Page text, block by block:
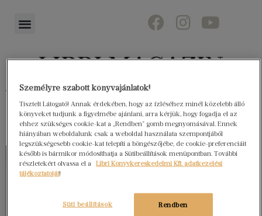
Könyvektől az olvasókig
Személyre szabott könyvajánlatok!
Tisztelt Látogató! Annak érdekében, hogy az ízléséhez minél közelebb álló
könyveket tudjunk a figyelmébe ajánlani, arra kérjük, hogy fogadja el az
ehhez szükséges cookie-kat a „Rendben” gomb megnyomásával. Ennek
hiányában weboldalunk csak a weboldal használata szempontjából
legszükségesebb cookie-kat telepíti a böngészőjébe, de cookie-preferenciáit
később is bármikor módosíthatja a Sütibeállítások menüpontban. További
részletekért olvassa el a
Libri Könyvkereskedelmi Kft. adatkezelési
tájékoztatóját!
Rendben
Süti beállítások